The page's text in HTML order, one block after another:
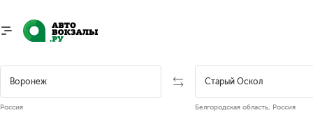
Россия Белгородская область, Россия